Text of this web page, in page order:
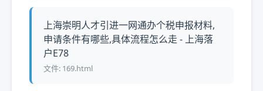
上海崇明人才引进一网通办个税申报材料,
申请条件有哪些,具体流程怎么走 - 上海落
户E78
文件: 169.html